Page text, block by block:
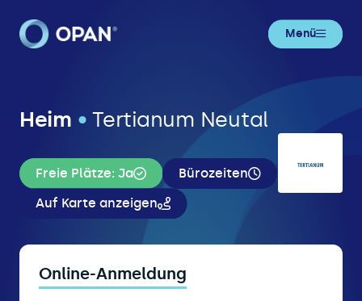
Menü
Heim • Tertianum Neutal
Freie Plätze: Ja
Bürozeiten
Auf Karte anzeigen
Online-Anmeldung